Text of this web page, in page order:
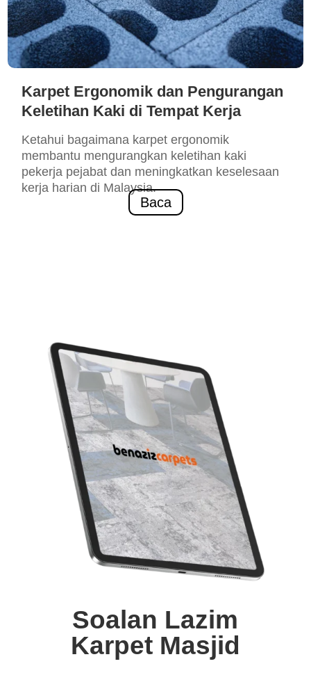
Karpet Ergonomik dan Pengurangan
Keletihan Kaki di Tempat Kerja
Ketahui bagaimana karpet ergonomik
membantu mengurangkan keletihan kaki
pekerja pejabat dan meningkatkan keselesaan
kerja harian di Malaysia.
Baca
Soalan Lazim
Karpet Masjid